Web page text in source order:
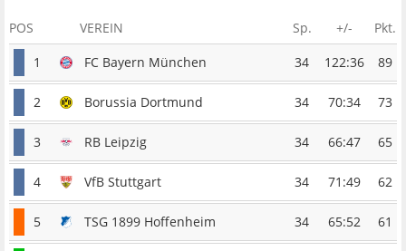
POS VEREIN Sp. +/-
Pkt.
1
FC Bayern München 34 122:36 89
2 Borussia Dortmund 34 70:34 73
3 RB Leipzig 34 66:47 65
4 VfB Stuttgart 34 71:49 62
5 TSG 1899 Hoffenheim 34 65:52 61